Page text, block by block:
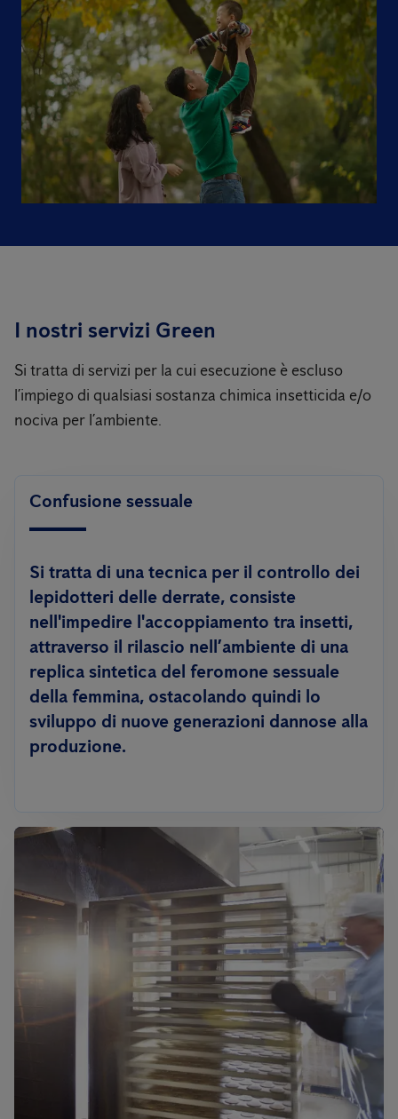
I nostri servizi Green
Si tratta di servizi per la cui esecuzione è escluso
l’impiego di qualsiasi sostanza chimica insetticida e/o
nociva per l’ambiente.
Confusione sessuale
Si tratta di una tecnica per il controllo dei
lepidotteri delle derrate, consiste
nell'impedire l'accoppiamento tra insetti,
attraverso il rilascio nell’ambiente di una
replica sintetica del feromone sessuale
della femmina, ostacolando quindi lo
sviluppo di nuove generazioni dannose alla
produzione.